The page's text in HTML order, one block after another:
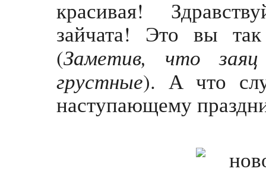
красивая!
зайчата! Это вы
(Заметив, что
грустные). А что
наступающему